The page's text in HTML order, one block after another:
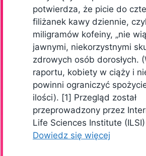
potwierdza, że picie do
filiżanek kawy dziennie,
miligramów kofeiny, „nie
jawnymi, niekorzystnymi
zdrowych osób dorosłych.
raportu, kobiety w ciąży i
powinni ograniczyć
ilości). [1] Przegląd został
przeprowadzony przez
Life Sciences Institute
Dowiedz się więcej